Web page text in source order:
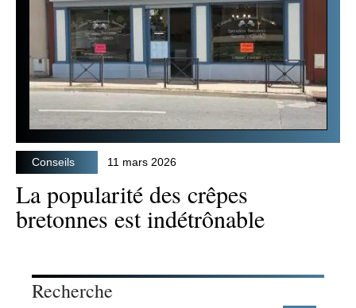
Conseils 11 mars 2026
La popularité des crêpes
bretonnes est indétrônable
Recherche